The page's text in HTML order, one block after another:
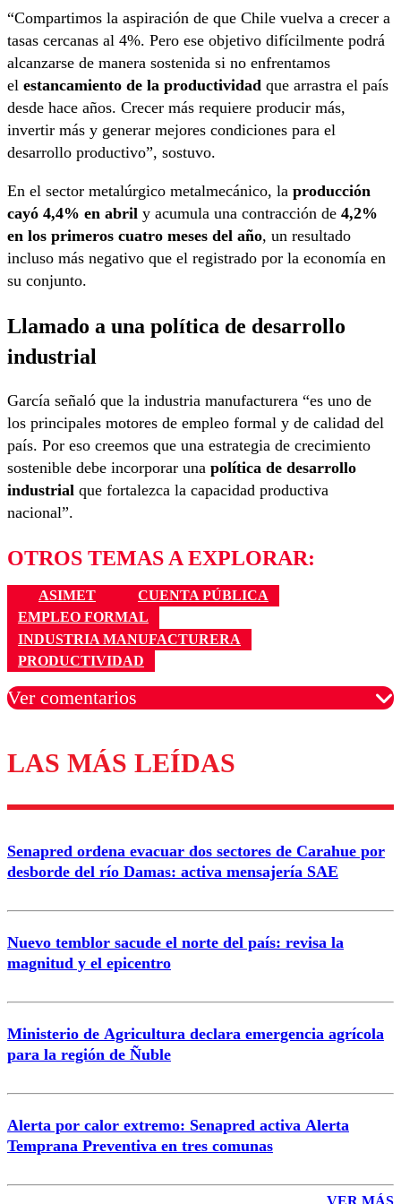
“Compartimos la aspiración de que Chile vuelva a crecer a
tasas cercanas al 4%. Pero ese objetivo difícilmente podrá
alcanzarse de manera sostenida si no enfrentamos
el estancamiento de la productividad que arrastra el país
desde hace años. Crecer más requiere producir más,
invertir más y generar mejores condiciones para el
desarrollo productivo”, sostuvo.
En el sector metalúrgico metalmecánico, la producción
cayó 4,4% en abril y acumula una contracción de 4,2%
en los primeros cuatro meses del año, un resultado
incluso más negativo que el registrado por la economía en
su conjunto.
Llamado a una política de desarrollo
industrial
García señaló que la industria manufacturera “es uno de
los principales motores de empleo formal y de calidad del
país. Por eso creemos que una estrategia de crecimiento
sostenible debe incorporar una política de desarrollo
industrial que fortalezca la capacidad productiva
nacional”.
OTROS TEMAS A EXPLORAR:
ASIMET
CUENTA PÚBLICA
EMPLEO FORMAL
INDUSTRIA MANUFACTURERA
PRODUCTIVIDAD
Ver comentarios
Los comentarios son moderados para garantizar un
diálogo respetuoso.
Correo
LAS MÁS LEÍDAS
Senapred ordena evacuar dos sectores de Carahue por
desborde del río Damas: activa mensajería SAE
Nuevo temblor sacude el norte del país: revisa la
magnitud y el epicentro
Ministerio de Agricultura declara emergencia agrícola
para la región de Ñuble
Alerta por calor extremo: Senapred activa Alerta
Temprana Preventiva en tres comunas
VER MÁS